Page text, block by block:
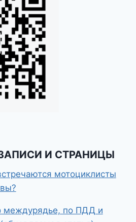
И СТРАНИЦЫ
мотоциклисты
междурядье, по ПДД и